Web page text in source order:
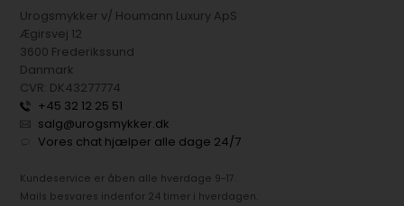
Urogsmykker v/ Houmann Luxury ApS
Ægirsvej 12
3600 Frederikssund
Danmark
CVR: DK43277774
+45 32 12 25 51
salg@urogsmykker.dk
Vores chat hjælper alle dage 24/7
Kundeservice er åben alle hverdage 9-17.
Mails besvares indenfor 24 timer i hverdagen.